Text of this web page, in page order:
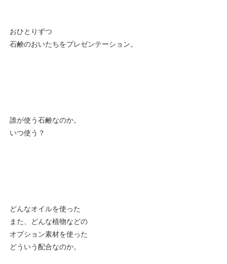
おひとりずつ
石鹸のおいたちをプレゼンテーション。
誰が使う石鹸なのか。
いつ使う？
どんなオイルを使った
また、どんな植物などの
オプション素材を使った
どういう配合なのか。